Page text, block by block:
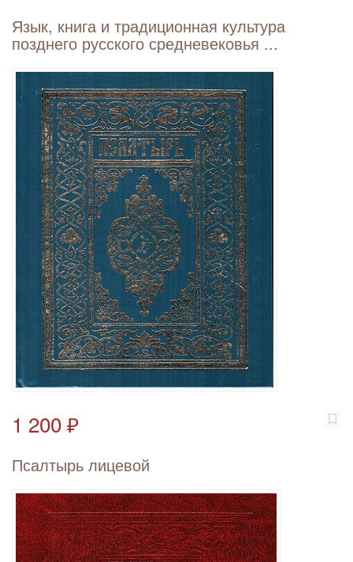
Язык, книга и традиционная культура
позднего русского средневековья ...
1 200 ₽
Псалтырь лицевой